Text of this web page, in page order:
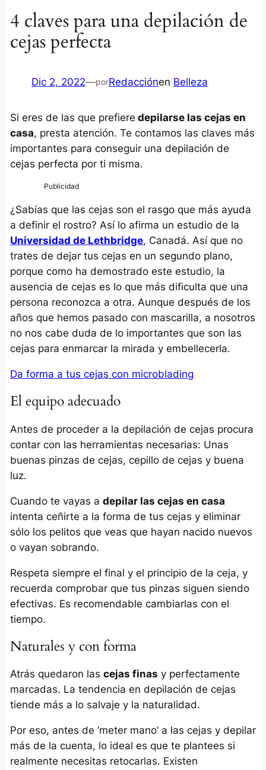
4 claves para una depilación de
cejas perfecta
Dic 2, 2022—porRedacciónen Belleza
Si eres de las que prefiere depilarse las cejas en
casa, presta atención. Te contamos las claves más
importantes para conseguir una depilación de
cejas perfecta por ti misma.
¿Sabías que las cejas son el rasgo que más ayuda
a definir el rostro? Así lo afirma un estudio de la
Universidad de Lethbridge, Canadá. Así que no
trates de dejar tus cejas en un segundo plano,
porque como ha demostrado este estudio, la
ausencia de cejas es lo que más dificulta que una
persona reconozca a otra. Aunque después de los
años que hemos pasado con mascarilla, a nosotros
no nos cabe duda de lo importantes que son las
cejas para enmarcar la mirada y embellecerla.
Da forma a tus cejas con microblading
El equipo adecuado
Antes de proceder a la depilación de cejas procura
contar con las herramientas necesarias: Unas
buenas pinzas de cejas, cepillo de cejas y buena
luz.
Cuando te vayas a depilar las cejas en casa
intenta ceñirte a la forma de tus cejas y eliminar
sólo los pelitos que veas que hayan nacido nuevos
o vayan sobrando.
Respeta siempre el final y el principio de la ceja, y
recuerda comprobar que tus pinzas siguen siendo
efectivas. Es recomendable cambiarlas con el
tiempo.
Naturales y con forma
Atrás quedaron las cejas finas y perfectamente
marcadas. La tendencia en depilación de cejas
tiende más a lo salvaje y la naturalidad.
Por eso, antes de ‘meter mano’ a las cejas y depilar
más de la cuenta, lo ideal es que te plantees si
realmente necesitas retocarlas. Existen